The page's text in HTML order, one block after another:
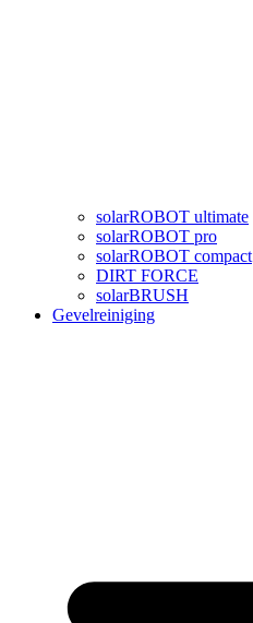
solarROBOT ultimate
solarROBOT pro
solarROBOT compact
DIRT FORCE
solarBRUSH
Gevelreiniging